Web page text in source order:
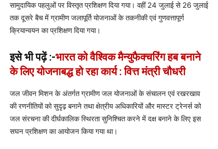
सामुदायिक पहलुओं पर विस्तृत प्रशिक्षण दिया गया। वहीं 24 जुलाई से 26 जुलाई
तक दूसरे बैच में ग्रामीण जलापूर्ति योजनाओं के तकनीकी एवं गुणवत्तापूर्ण
क्रियान्वयन का प्रशिक्षण दिया गया।
इसे भी पढ़ें :-भारत को वैश्विक मैन्युफैक्चरिंग हब बनाने
के लिए योजनाबद्ध हो रहा कार्य : वित्त मंत्री चौधरी
जल जीवन मिशन के अंतर्गत ग्रामीण जल योजनाओं के संचालन एवं रखरखाव
की रणनीतियों को सुदृढ़ बनाने तथा क्षेत्रीय अधिकारियों और मास्टर ट्रेनर्स को
जल संरचना की दीर्घकालिक स्थिरता सुनिश्चित करने में दक्ष बनाने के लिए इस
सघन प्रशिक्षण का आयोजन किया गया था।